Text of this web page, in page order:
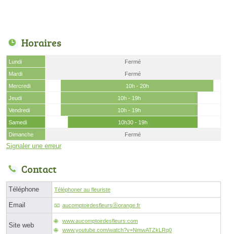
Horaires
Lundi
Fermé
Mardi
Fermé
Mercredi
10h - 20h
Jeudi
10h - 19h
Vendredi
10h - 19h
Samedi
10h30 - 19h
Dimanche
Fermé
Signaler une erreur
Contact
Téléphone Téléphoner au fleuriste
Email aucomptoirdesfleursⓐorange.fr
Site web
www.aucomptoirdesfleurs.com
www.youtube.com/watch?v=NmwATZkLRq0